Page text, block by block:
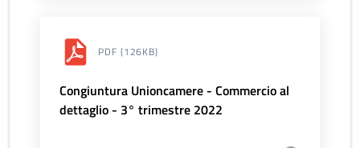
PDF (126KB)
Congiuntura Unioncamere - Commercio al
dettaglio - 3° trimestre 2022